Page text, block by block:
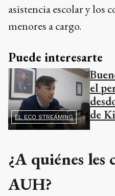
asistencia escolar y los
menores a cargo.
Puede interesarte
EL ECO STREAMING
el
de
¿A quiénes
AUH?